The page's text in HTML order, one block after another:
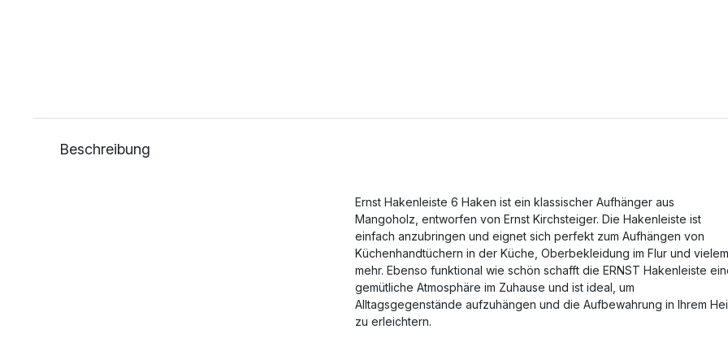
Beschreibung
Ernst Hakenleiste 6 Haken ist ein klassischer Aufhänger aus
Mangoholz, entworfen von Ernst Kirchsteiger. Die Hakenleiste ist
einfach anzubringen und eignet sich perfekt zum Aufhängen von
Küchenhandtüchern in der Küche, Oberbekleidung im Flur und vielem
mehr. Ebenso funktional wie schön schafft die ERNST Hakenleiste
gemütliche Atmosphäre im Zuhause und ist ideal, um
Alltagsgegenstände aufzuhängen und die Aufbewahrung in Ihrem
zu erleichtern.